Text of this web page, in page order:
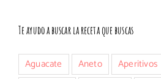
Te ayudo a buscar la receta que buscas
Aguacate Aneto Aperitivos